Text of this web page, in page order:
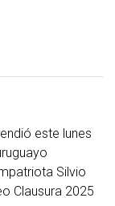
este lunes
Silvio
Clausura 2025